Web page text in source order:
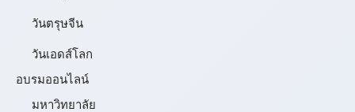
วันตรุษจีน
วันเอดส์โลก
อบรมออนไลน์
มหาวิทยาลัย